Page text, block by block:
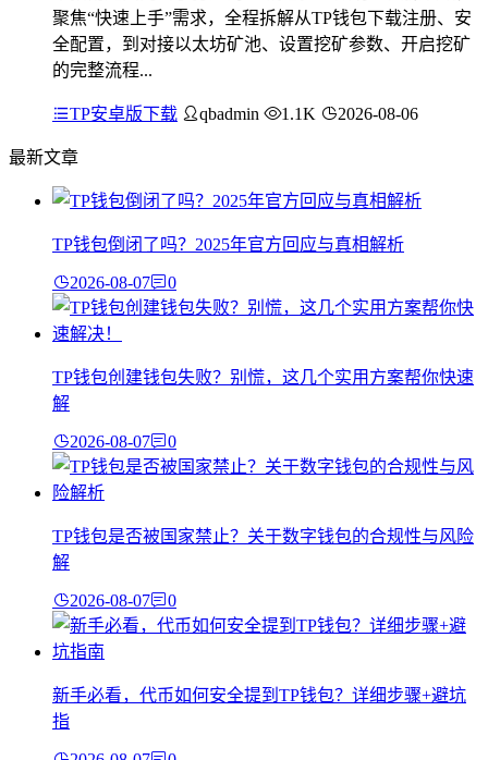
聚焦“快速上手”需求，全程拆解从TP钱包下载注册、安
全配置，到对接以太坊矿池、设置挖矿参数、开启挖矿
的完整流程...
TP安卓版下载 qbadmin 1.1K 2026-08-06
最新文章
TP钱包倒闭了吗？2025年官方回应与真相解析
2026-08-07 0
TP钱包创建钱包失败？别慌，这几个实用方案帮你快速
解
2026-08-07 0
TP钱包是否被国家禁止？关于数字钱包的合规性与风险
解
2026-08-07 0
新手必看，代币如何安全提到TP钱包？详细步骤+避坑
指